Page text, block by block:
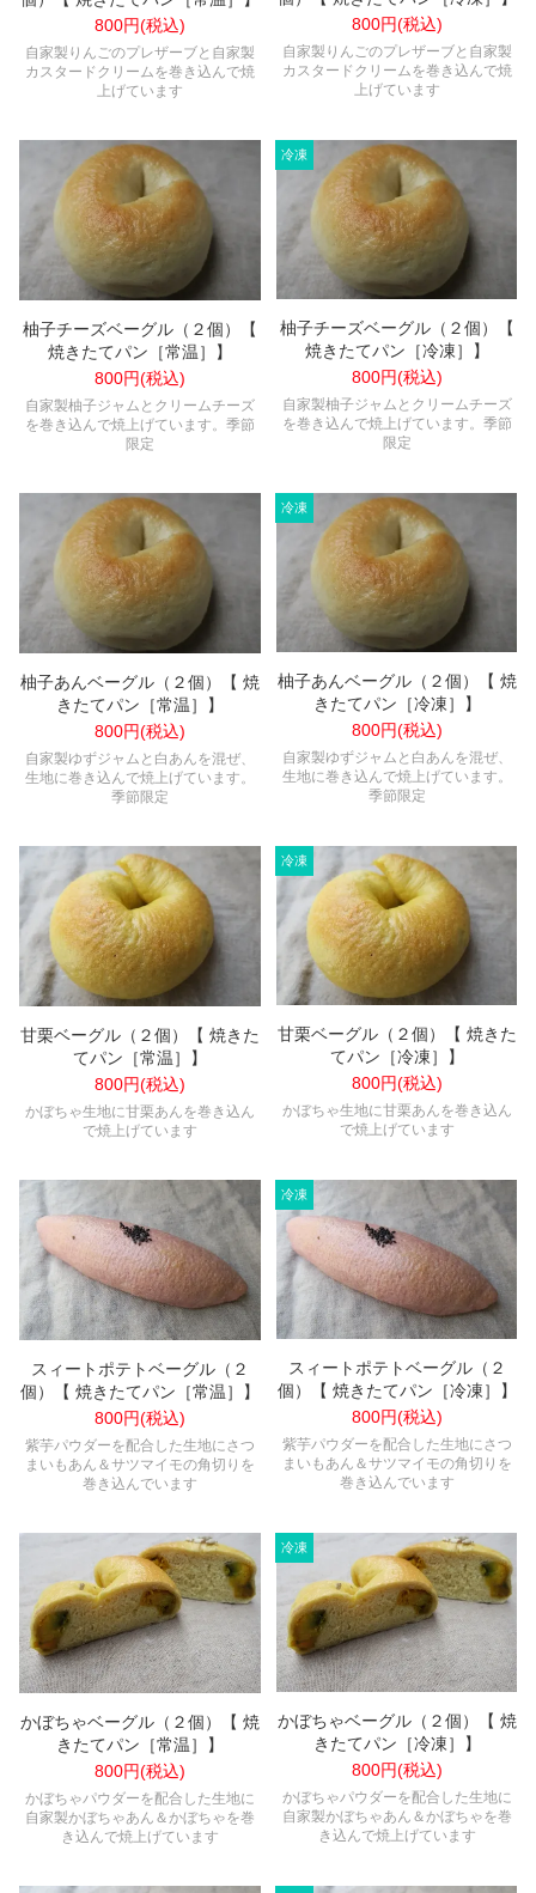
800円(税込)
自家製りんごのプレザーブと自家製
カスタードクリームを巻き込んで焼
上げています
800円(税込)
自家製りんごのプレザーブと自家製
カスタードクリームを巻き込んで焼
上げています
柚子チーズベーグル（２個）【
焼きたてパン［常温］】
800円(税込)
自家製柚子ジャムとクリームチーズ
を巻き込んで焼上げています。季節
限定
柚子チーズベーグル（２個）【
焼きたてパン［冷凍］】
800円(税込)
自家製柚子ジャムとクリームチーズ
を巻き込んで焼上げています。季節
限定
柚子あんベーグル（２個）【 焼
きたてパン［常温］】
800円(税込)
自家製ゆずジャムと白あんを混ぜ、
生地に巻き込んで焼上げています。
季節限定
柚子あんベーグル（２個）【 焼
きたてパン［冷凍］】
800円(税込)
自家製ゆずジャムと白あんを混ぜ、
生地に巻き込んで焼上げています。
季節限定
甘栗ベーグル（２個）【 焼きた
てパン［常温］】
800円(税込)
かぼちゃ生地に甘栗あんを巻き込ん
で焼上げています
甘栗ベーグル（２個）【 焼きた
てパン［冷凍］】
800円(税込)
かぼちゃ生地に甘栗あんを巻き込ん
で焼上げています
スィートポテトベーグル（２
個）【 焼きたてパン［常温］】
800円(税込)
紫芋パウダーを配合した生地にさつ
まいもあん＆サツマイモの角切りを
巻き込んでいます
スィートポテトベーグル（２
個）【 焼きたてパン［冷凍］】
800円(税込)
紫芋パウダーを配合した生地にさつ
まいもあん＆サツマイモの角切りを
巻き込んでいます
かぼちゃベーグル（２個）【 焼
きたてパン［常温］】
800円(税込)
かぼちゃパウダーを配合した生地に
自家製かぼちゃあん＆かぼちゃを巻
き込んで焼上げています
かぼちゃベーグル（２個）【 焼
きたてパン［冷凍］】
800円(税込)
かぼちゃパウダーを配合した生地に
自家製かぼちゃあん＆かぼちゃを巻
き込んで焼上げています